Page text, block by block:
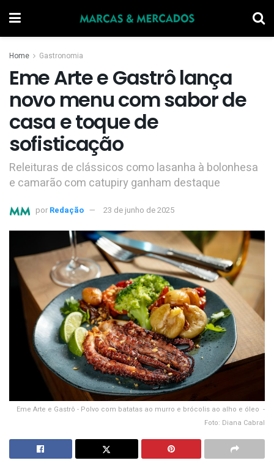
Home Gastronomia
Eme Arte e Gastrô lança
novo menu com sabor de
casa e toque de
sofisticação
Releituras de clássicos como lasanha à bolonhesa
e camarão com catupiry ganham destaque
por Redação 23 de junho de 2025
Eme Arte e Gastrô - Polvo com batatas ao murro e brócolis ao alho e óleo -
Foto: Diana Cabral